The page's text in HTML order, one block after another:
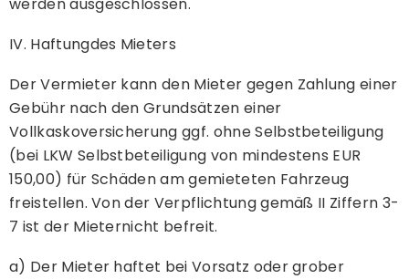
IV. Haftungdes Mieters
Der Vermieter kann den Mieter gegen Zahlung einer
Gebühr nach den Grundsätzen einer
Vollkaskoversicherung ggf. ohne Selbstbeteiligung
(bei LKW Selbstbeteiligung von mindestens EUR
150,00) für Schäden am gemieteten Fahrzeug
freistellen. Von der Verpflichtung gemäß II Ziffern 3-
7 ist der Mieternicht befreit.
a) Der Mieter haftet bei Vorsatz oder grober